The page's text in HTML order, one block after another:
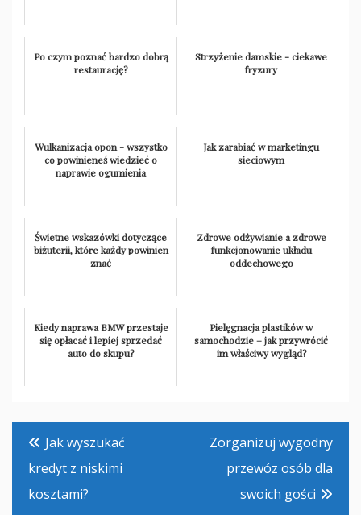
Po czym poznać bardzo dobrą
restaurację?
Strzyżenie damskie - ciekawe
fryzury
Wulkanizacja opon - wszystko
co powinieneś wiedzieć o
naprawie ogumienia
Jak zarabiać w marketingu
sieciowym
Świetne wskazówki dotyczące
biżuterii, które każdy powinien
znać
Zdrowe odżywianie a zdrowe
funkcjonowanie układu
oddechowego
Kiedy naprawa BMW przestaje
się opłacać i lepiej sprzedać
auto do skupu?
Pielęgnacja plastików w
samochodzie – jak przywrócić
im właściwy wygląd?
Nawigacja
wpisu
Jak wyszukać
kredyt z niskimi
kosztami?
Zorganizuj wygodny
przewóz osób dla
swoich gości